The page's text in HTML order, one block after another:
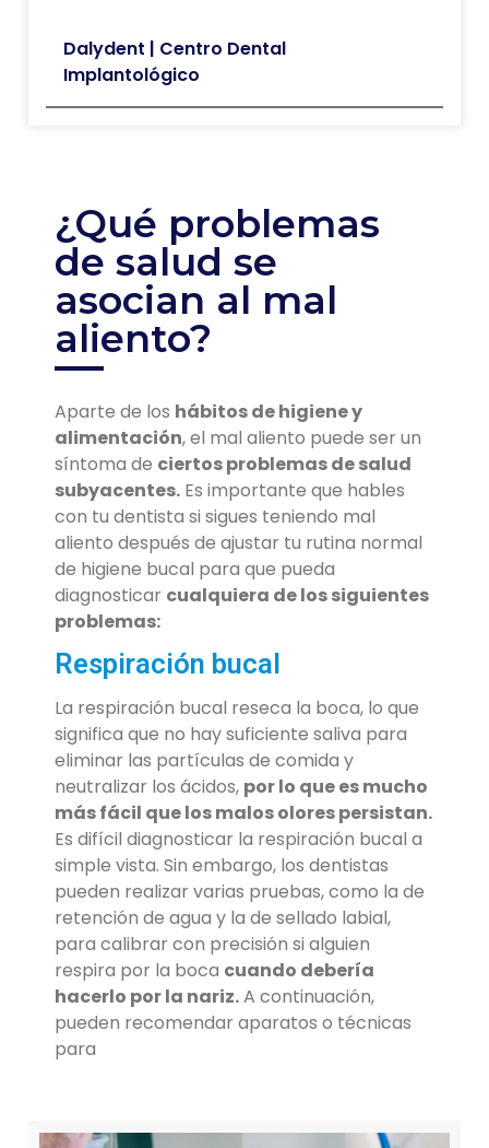
Dalydent | Centro Dental
Implantológico
¿Qué problemas
de salud se
asocian al mal
aliento?
Aparte de los hábitos de higiene y
alimentación, el mal aliento puede ser un
síntoma de ciertos problemas de salud
subyacentes. Es importante que hables
con tu dentista si sigues teniendo mal
aliento después de ajustar tu rutina normal
de higiene bucal para que pueda
diagnosticar cualquiera de los siguientes
problemas:
Respiración bucal
La respiración bucal reseca la boca, lo que
significa que no hay suficiente saliva para
eliminar las partículas de comida y
neutralizar los ácidos, por lo que es mucho
más fácil que los malos olores persistan.
Es difícil diagnosticar la respiración bucal a
simple vista. Sin embargo, los dentistas
pueden realizar varias pruebas, como la de
retención de agua y la de sellado labial,
para calibrar con precisión si alguien
respira por la boca cuando debería
hacerlo por la nariz.A continuación,
pueden recomendar aparatos o técnicas
para